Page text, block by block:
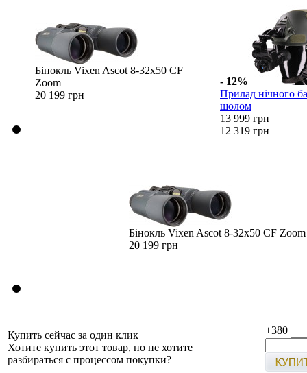
Бінокль Vixen Ascot 8-32x50 CF
Zoom
20 199 грн
+
- 12%
Прилад нічного
шолом
13 999 грн
12 319 грн
Бінокль Vixen Ascot 8-32x50 CF Zoom
20 199 грн
Купить сейчас за один клик
Хотите купить этот товар, но не хотите
разбираться с процессом покупки?
+380